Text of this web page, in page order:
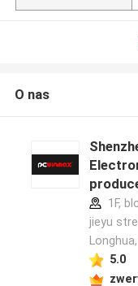
O nas
1F,
jieyu
5.0